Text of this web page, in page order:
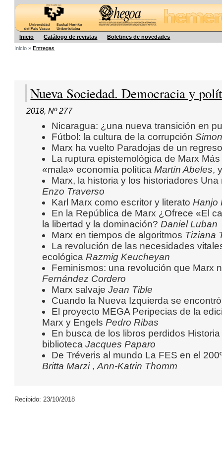
Inicio Catálogo de revistas
Boletines de novedades
Inicio »Entregas
Nueva Sociedad. Democracia y
2018,Nº 277
Nicaragua: ¿una nueva transición en
Fútbol: la cultura de la corrupción
Marx ha vuelto Paradojas de un
La ruptura epistemológica de Marx
«mala» economía políticaMartín Abeles,
Marx, la historia y los historiadores
Enzo Traverso
Karl Marx como escritor y literatoHanjo
En la República de Marx ¿Ofrece «El
la libertad y la dominación?Daniel Luban
Marx en tiempos de algoritmos Tiziana
La revolución de las necesidades
ecológicaRazmig Keucheyan
Feminismos: una revolución que Marx
Fernández Cordero
Marx salvajeJean Tible
Cuando la Nueva Izquierda se
El proyecto MEGA Peripecias de la
Marx y EngelsPedro Ribas
En busca de los libros perdidos
bibliotecaJacques Paparo
De Tréveris al mundo La FES en el
Britta Marzi,Ann-Katrin Thomm
Recibido: 23/10/2018